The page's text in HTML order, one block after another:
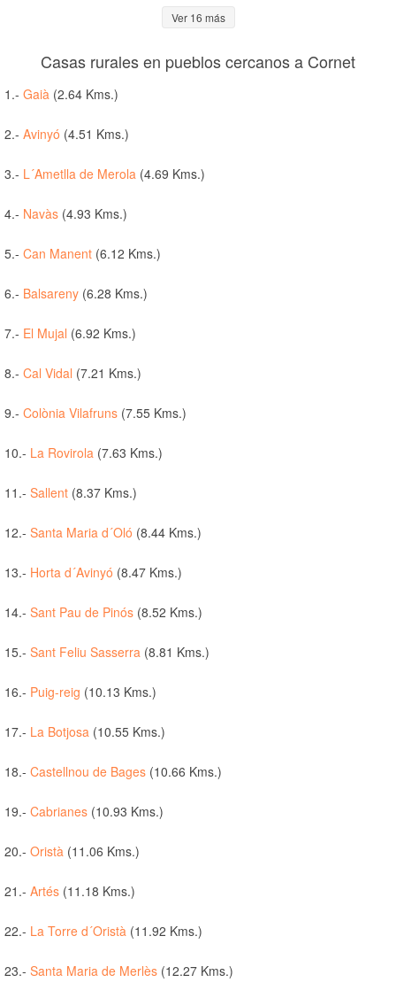
Ver 16 más
Casas rurales en pueblos cercanos a Cornet
1.- Gaià (2.64 Kms.)
2.- Avinyó (4.51 Kms.)
3.- L´Ametlla de Merola (4.69 Kms.)
4.- Navàs (4.93 Kms.)
5.- Can Manent (6.12 Kms.)
6.- Balsareny (6.28 Kms.)
7.- El Mujal (6.92 Kms.)
8.- Cal Vidal (7.21 Kms.)
9.- Colònia Vilafruns (7.55 Kms.)
10.- La Rovirola (7.63 Kms.)
11.- Sallent (8.37 Kms.)
12.- Santa Maria d´Oló (8.44 Kms.)
13.- Horta d´Avinyó (8.47 Kms.)
14.- Sant Pau de Pinós (8.52 Kms.)
15.- Sant Feliu Sasserra (8.81 Kms.)
16.- Puig-reig (10.13 Kms.)
17.- La Botjosa (10.55 Kms.)
18.- Castellnou de Bages (10.66 Kms.)
19.- Cabrianes (10.93 Kms.)
20.- Oristà (11.06 Kms.)
21.- Artés (11.18 Kms.)
22.- La Torre d´Oristà (11.92 Kms.)
23.- Santa Maria de Merlès (12.27 Kms.)